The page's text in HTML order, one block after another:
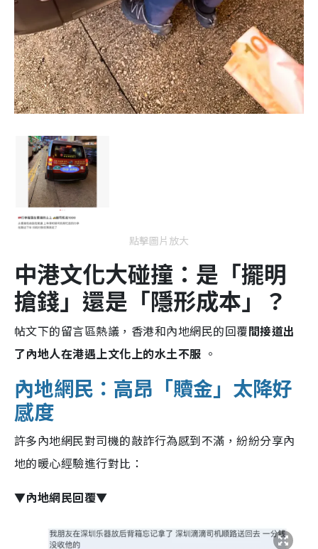
點擊圖片放大
中港文化大碰撞：是「擺明
搶錢」還是「隱形成本」？
帖文下的留言區熱議，香港和內地網民的回覆間接道出
了內地人在港遇上文化上的水土不服 。
內地網民：高昂「贖金」太降好
感度
許多內地網民對司機的敲詐行為感到不滿，紛紛分享內
地的暖心經驗進行對比：
▼內地網民回覆▼